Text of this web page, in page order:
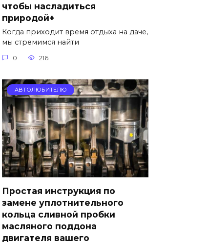
чтобы насладиться
природой+
Когда приходит время отдыха на даче,
мы стремимся найти
0 216
АВТОЛЮБИТЕЛЮ
Простая инструкция по
замене уплотнительного
кольца сливной пробки
масляного поддона
двигателя вашего